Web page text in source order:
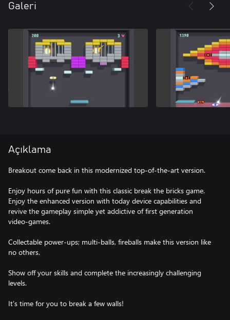
Galeri
Açıklama
Breakout come back in this modernized top-of-the-art version.
Enjoy hours of pure fun with this classic break the bricks game.
Enjoy the enhanced version with today device capabilities and
revive the gameplay simple yet addictive of first generation
video-games.
Collectable power-ups; multi-balls, fireballs make this version like
no others.
Show off your skills and complete the increasingly challenging
levels.
It's time for you to break a few walls!